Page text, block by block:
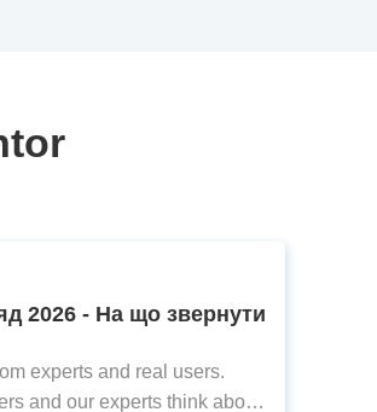
2026 - На що звернути
experts and real users.
and our experts think about